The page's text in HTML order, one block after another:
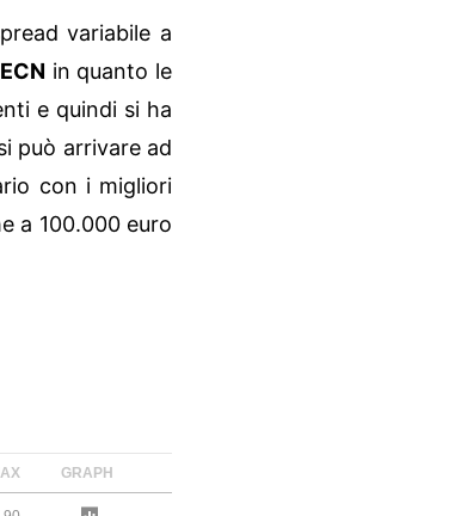
variabile a
in quanto le
e quindi si ha
può arrivare ad
con i migliori
a 100.000 euro